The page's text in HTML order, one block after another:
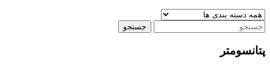
جستجو
پتانسومتر